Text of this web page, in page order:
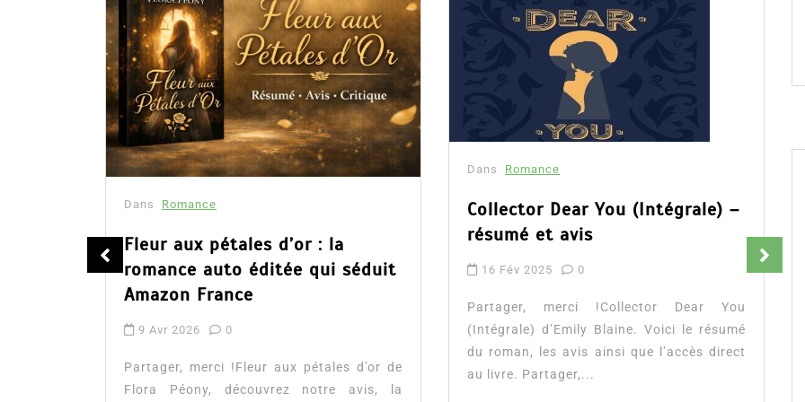
Dans Romance
Fleur aux pétales d’or : la
romance auto éditée qui séduit
Amazon France
9 Avr 2026 0
Partager, merci !Fleur aux pétales d’or de
Flora Péony, découvrez notre avis, la
Dans Romance
Collector Dear You (Intégrale) –
résumé et avis
16 Fév 2025 0
Partager, merci !Collector Dear You
(Intégrale) d’Emily Blaine. Voici le résumé
du roman, les avis ainsi que l’accès direct
au livre. Partager,...